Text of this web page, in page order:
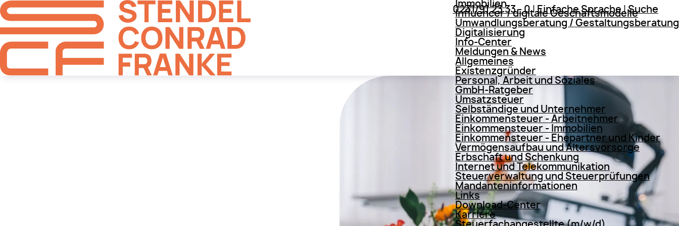
0231/91 23 33 - 0|Einfache Sprache|Suche
Immobilien
Influencer / digitale Geschäftsmodelle
Umwandlungsberatung / Gestaltungsberatung
Digitalisierung
Info-Center
Meldungen & News
Allgemeines
Existenzgründer
Personal, Arbeit und Soziales
GmbH-Ratgeber
Umsatzsteuer
Selbständige und Unternehmer
Einkommensteuer - Arbeitnehmer
Einkommensteuer - Immobilien
Einkommensteuer - Ehepartner und Kinder
Vermögensaufbau und Altersvorsorge
Erbschaft und Schenkung
Internet und Telekommunikation
Steuerverwaltung und Steuerprüfungen
Mandanteninformationen
Links
Download-Center
Karriere